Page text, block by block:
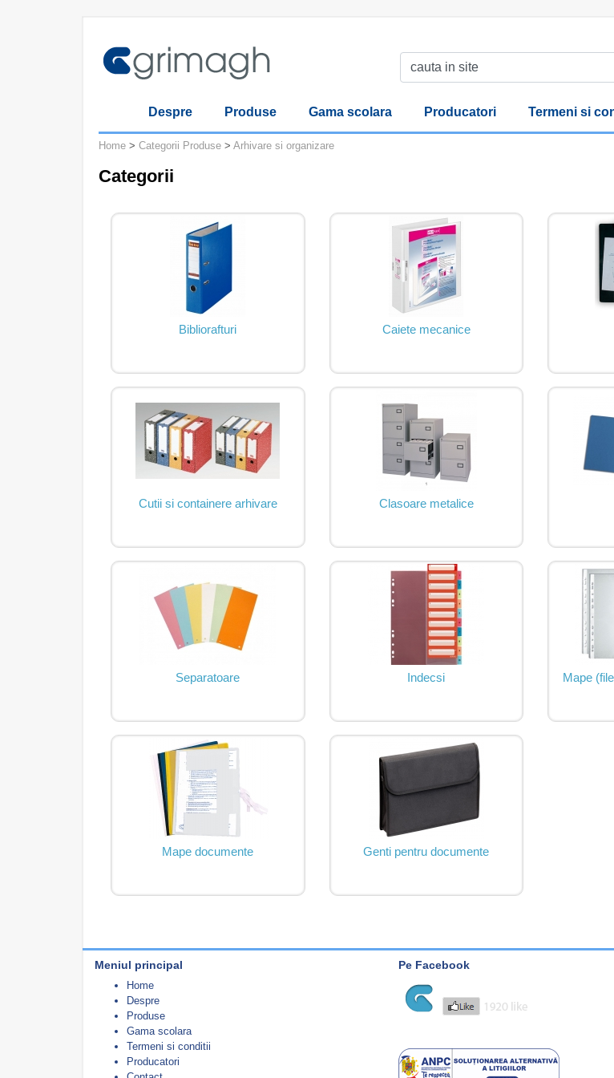
Despre Produse Gama scolara Producatori Termeni si
Home > Categorii Produse > Arhivare si organizare
Categorii
Bibliorafturi Caiete mecanice
Cutii si containere arhivare Clasoare metalice
Separatoare Indecsi Mape
Mape documente Genti pentru documente
Meniul principal
Home
Despre
Produse
Gama scolara
Termeni si conditii
Producatori
Pe Facebook